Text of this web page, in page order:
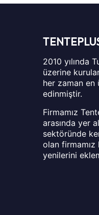
2010 yılında
üzerine
her zaman en
edinmiştir.
Firmamız
arasında yer
sektöründe
olan
yenilerini